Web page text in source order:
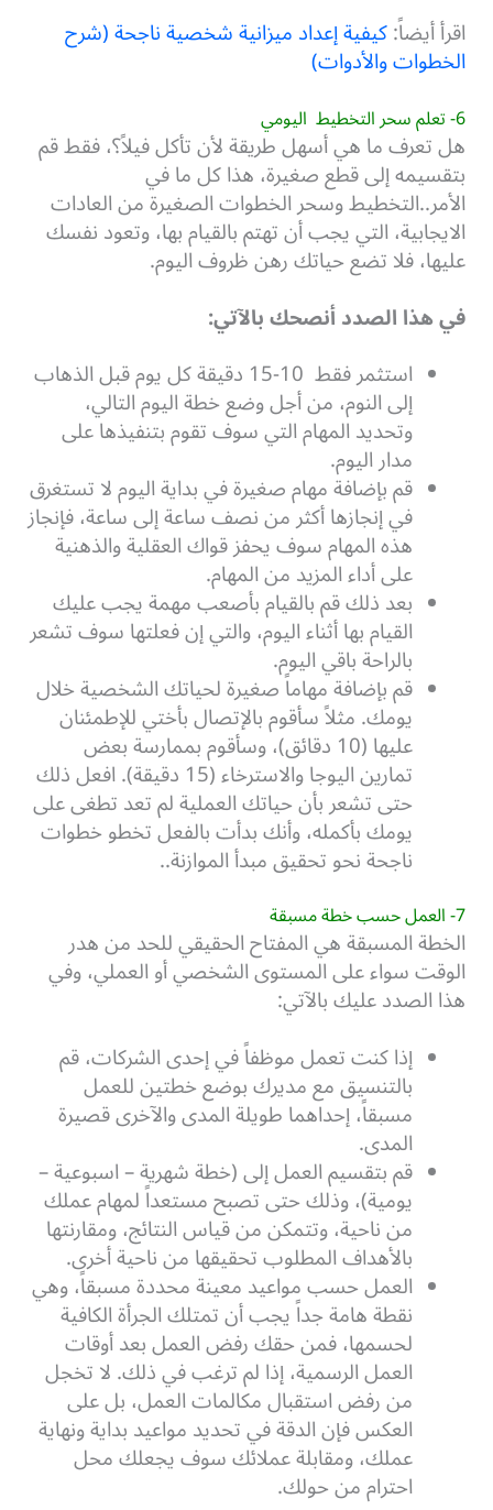
اقرأ أيضاً:كيفية إعداد ميزانية شخصية ناجحة (شرح
الخطوات والأدوات)
6- تعلم سحر التخطيط اليومي
هل تعرف ما هي أسهل طريقة لأن تأكل فيلاً؟، فقط قم
بتقسيمه إلى قطع صغيرة، هذا كل ما في
الأمر..التخطيط وسحر الخطوات الصغيرة من العادات
الايجابية، التي يجب أن تهتم بالقيام بها، وتعود نفسك
عليها، فلا تضع حياتك رهن ظروف اليوم.
في هذا الصدد أنصحك بالآتي:
استثمر فقط 10-15 دقيقة كل يوم قبل الذهاب
إلى النوم، من أجل وضع خطة اليوم التالي،
وتحديد المهام التي سوف تقوم بتنفيذها على
مدار اليوم.
قم بإضافة مهام صغيرة في بداية اليوم لا تستغرق
في إنجازها أكثر من نصف ساعة إلى ساعة، فإنجاز
هذه المهام سوف يحفز قواك العقلية والذهنية
على أداء المزيد من المهام.
بعد ذلك قم بالقيام بأصعب مهمة يجب عليك
القيام بها أثناء اليوم، والتي إن فعلتها سوف تشعر
بالراحة باقي اليوم.
قم بإضافة مهاماً صغيرة لحياتك الشخصية خلال
يومك. مثلاً سأقوم بالإتصال بأختي للإطمئنان
عليها (10 دقائق)، وسأقوم بممارسة بعض
تمارين اليوجا والاسترخاء (15 دقيقة). افعل ذلك
حتى تشعر بأن حياتك العملية لم تعد تطغى على
يومك بأكمله، وأنك بدأت بالفعل تخطو خطوات
ناجحة نحو تحقيق مبدأ الموازنة..
7- العمل حسب خطة مسبقة
الخطة المسبقة هي المفتاح الحقيقي للحد من هدر
الوقت سواء على المستوى الشخصي أو العملي، وفي
هذا الصدد عليك بالآتي:
إذا كنت تعمل موظفاً في إحدى الشركات، قم
بالتنسيق مع مديرك بوضع خطتين للعمل
مسبقاً، إحداهما طويلة المدى والآخرى قصيرة
المدى.
قم بتقسيم العمل إلى (خطة شهرية – اسبوعية –
يومية)، وذلك حتى تصبح مستعداً لمهام عملك
من ناحية، وتتمكن من قياس النتائج، ومقارنتها
بالأهداف المطلوب تحقيقها من ناحية أخرى.
العمل حسب مواعيد معينة محددة مسبقاً، وهي
نقطة هامة جداً يجب أن تمتلك الجرأة الكافية
لحسمها، فمن حقك رفض العمل بعد أوقات
العمل الرسمية، إذا لم ترغب في ذلك. لا تخجل
من رفض استقبال مكالمات العمل، بل على
العكس فإن الدقة في تحديد مواعيد بداية ونهاية
عملك، ومقابلة عملائك سوف يجعلك محل
احترام من حولك.